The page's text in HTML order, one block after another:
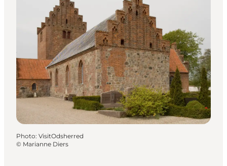
Inspirations
Destinations
Quoi faire
Hébergements
Planifiez votre voyage
Photo: VisitOdsherred
© Marianne Diers